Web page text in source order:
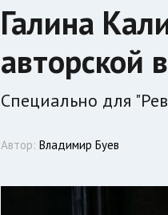
Галина
авторской
Специально для
Автор:Владимир Буев